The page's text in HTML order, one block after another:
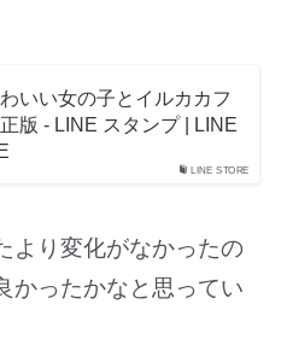
LINE STORE
いい女の子とイルカカフ
版 - LINE スタンプ | LINE
より変化がなかったの
かったかなと思ってい